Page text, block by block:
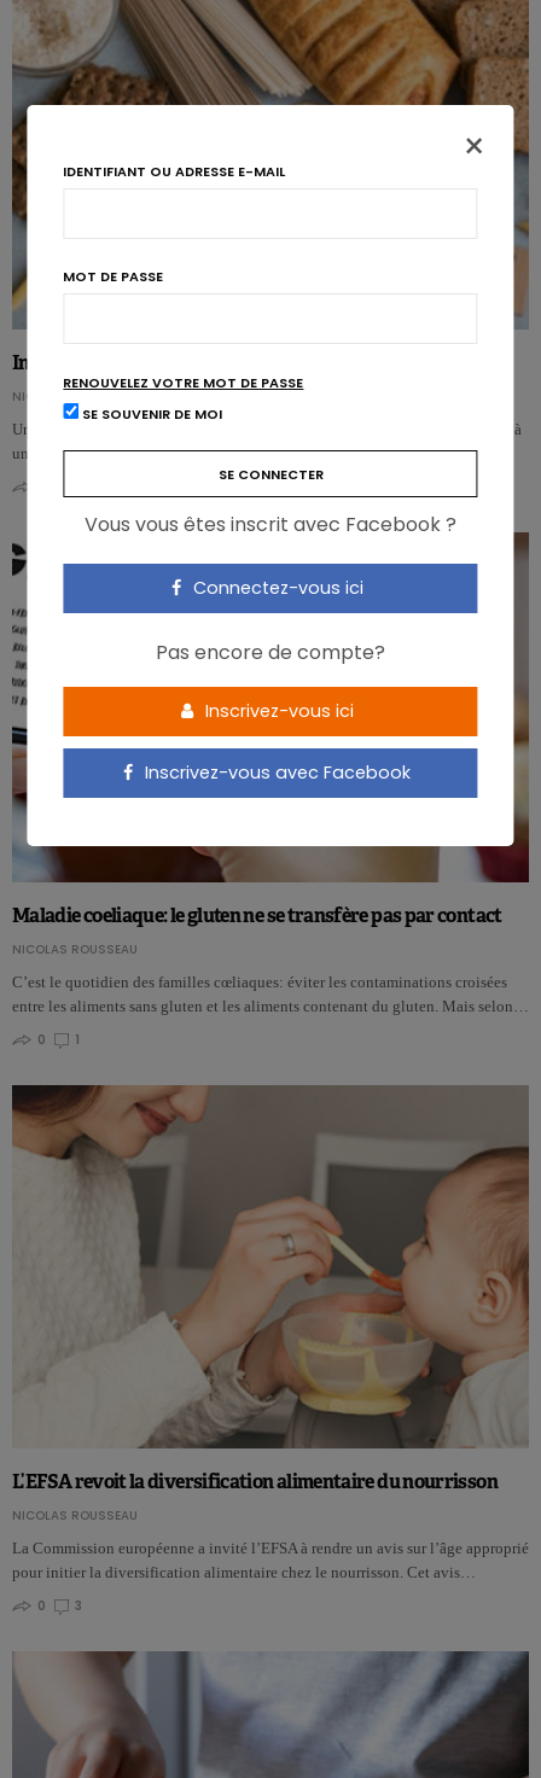
Intestin irritable : faut-il supprimer le gluten ?
NICOLAS GUGGENBÜHL
Une alimentation comportant des aliments riches en flavonoïdes est associée à
une réduction du risque de déclin cognitif de 20% ……
Maladie coeliaque: le gluten ne se transfère pas par contact
NICOLAS ROUSSEAU
C’est le quotidien des familles cœliaques: éviter les contaminations croisées
entre les aliments sans gluten et les aliments contenant du gluten. Mais selon…
0
1
L’EFSA revoit la diversification alimentaire du nourrisson
NICOLAS ROUSSEAU
La Commission européenne a invité l’EFSA à rendre un avis sur l’âge approprié
pour initier la diversification alimentaire chez le nourrisson. Cet avis…
0
3
×
IDENTIFIANT OU ADRESSE E-MAIL
MOT DE PASSE
RENOUVELEZ VOTRE MOT DE PASSE
SE SOUVENIR DE MOI
Vous vous êtes inscrit avec Facebook ?
Connectez-vous ici
Pas encore de compte?
Inscrivez-vous ici
Inscrivez-vous avec Facebook